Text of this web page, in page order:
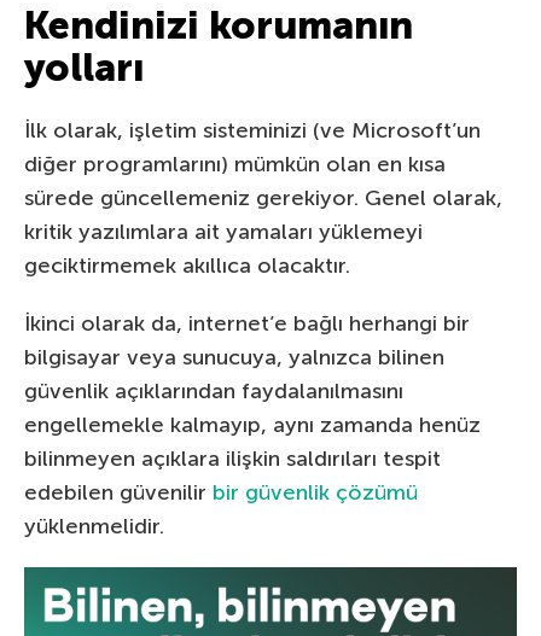
Kendinizi korumanın
yolları
İlk olarak, işletim sisteminizi (ve Microsoft’un
diğer programlarını) mümkün olan en kısa
sürede güncellemeniz gerekiyor. Genel olarak,
kritik yazılımlara ait yamaları yüklemeyi
geciktirmemek akıllıca olacaktır.
İkinci olarak da, internet’e bağlı herhangi bir
bilgisayar veya sunucuya, yalnızca bilinen
güvenlik açıklarından faydalanılmasını
engellemekle kalmayıp, aynı zamanda henüz
bilinmeyen açıklara ilişkin saldırıları tespit
edebilen güvenilir bir güvenlik çözümü
yüklenmelidir.